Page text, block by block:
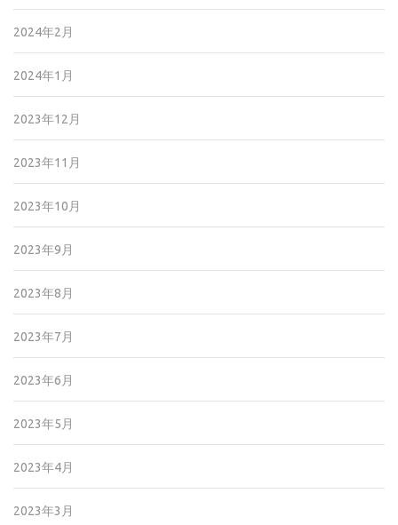
2024年2月
2024年1月
2023年12月
2023年11月
2023年10月
2023年9月
2023年8月
2023年7月
2023年6月
2023年5月
2023年4月
2023年3月